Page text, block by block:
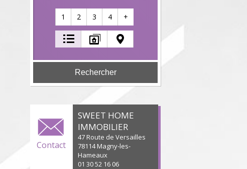
1 2 3 4 +
Contact
SWEET HOME
IMMOBILIER
47 Route de Versailles
78114 Magny-les-
Hameaux
01 30 52 16 06